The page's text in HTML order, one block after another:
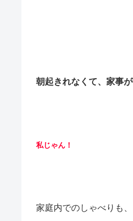
朝起きれなくて、家事
私じゃん！
家庭内でのしゃべりも